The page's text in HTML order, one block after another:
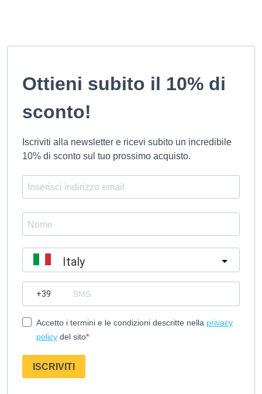
Ottieni subito il 10% di
sconto!
Iscriviti alla newsletter e ricevi subito un incredibile
10% di sconto sul tuo prossimo acquisto.
Italy
Accetto i termini e le condizioni descritte nella privacy
policy del sito
ISCRIVITI